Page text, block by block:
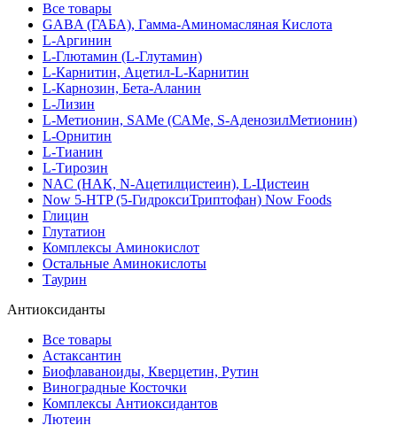
Все товары
GABA (ГАБА), Гамма-Аминомасляная Кислота
L-Аргинин
L-Глютамин (L-Глутамин)
L-Карнитин, Ацетил-L-Карнитин
L-Карнозин, Бета-Аланин
L-Лизин
L-Метионин, SAMe (САМе, S-АденозилМетионин)
L-Орнитин
L-Тианин
L-Тирозин
NAC (НАК, N-Ацетилцистеин), L-Цистеин
Now 5-HTP (5-ГидроксиТриптофан) Now Foods
Глицин
Глутатион
Комплексы Аминокислот
Остальные Аминокислоты
Таурин
Антиоксиданты
Все товары
Астаксантин
Биофлаваноиды, Кверцетин, Рутин
Виноградные Косточки
Комплексы Антиоксидантов
Лютеин